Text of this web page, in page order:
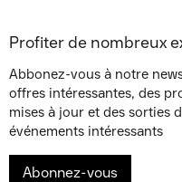
Profiter de nombreux
Abbonez-vous à notre
offres intéressantes, des
mises à jour et des sorties
événements intéressants
Abonnez-vous